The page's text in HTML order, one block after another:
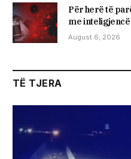
Për herë të
me
August 6, 2026
TË TJERA